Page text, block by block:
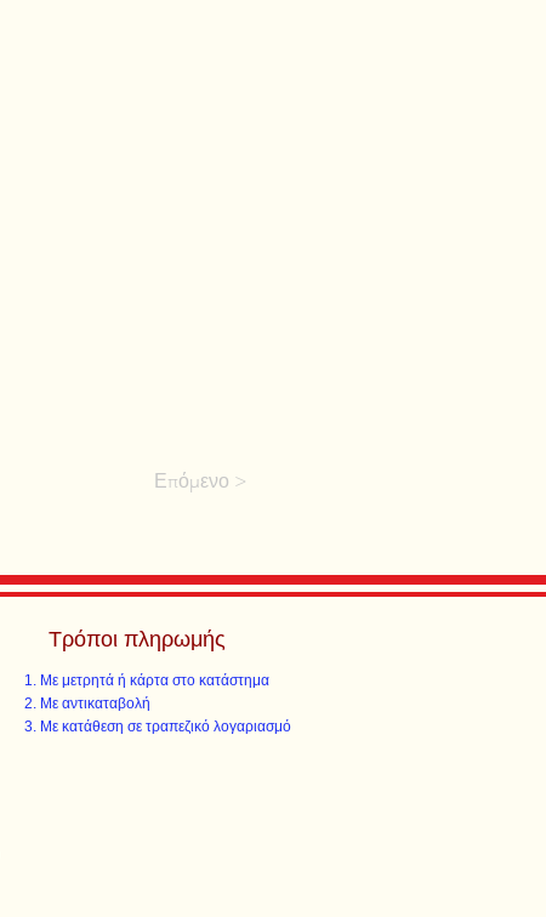
Επόμενο >
Τρόποι πληρωμής
Με μετρητά ή κάρτα στο κατάστημα
Με αντικαταβολή
Με κατάθεση σε τραπεζικό λογαριασμό